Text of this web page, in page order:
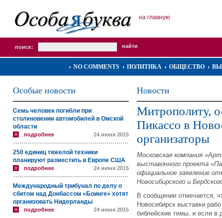
на главную
поиск:
NO COMMENTS ПОЛИТИКА ОБЩЕСТВО
Особые новости
Семь человек погибли при
столкновении автомобилей в Омской
области
подробнее 24 июня 2015
250 единиц тяжелой техники
планируют разместить в Европе США
подробнее 24 июня 2015
Международный трибунал по делу о
сбитом над Донбассом «Боинге» хотят
организовать Нидерланды
подробнее 24 июня 2015
Новости
Митрополиту,
Пикассо в
организаторы
Московская компания
выставочного проекта
официальное заявление
Новосибирского и
В сообщении отмечается,
Новосибирск выставки
библейские темы, и если в